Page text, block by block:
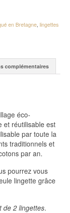
en Bretagne, lingettes
complémentaires
éco-
et réutilisable est
par toute la
traditionnels et
par an.
pourrez vous
lingette grâce
de 2 lingettes.